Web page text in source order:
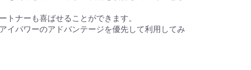
ナーも喜ばせることができます。
イパワーのアドバンテージを優先して利用してみ